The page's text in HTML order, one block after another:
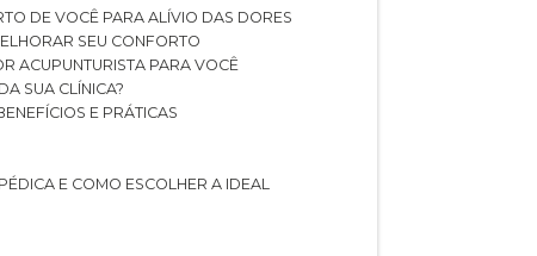
DE VOCÊ PARA ALÍVIO DAS DORES
SEU CONFORTO
ACUPUNTURISTA PARA VOCÊ
SUA CLÍNICA?
E PRÁTICAS
E COMO ESCOLHER A IDEAL